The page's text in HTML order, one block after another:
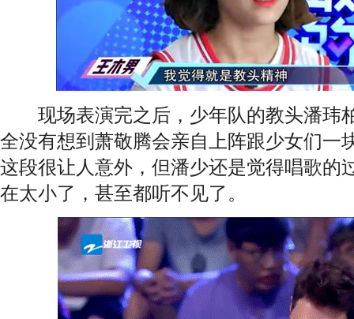
现场表演完之后，少年队的教头潘玮
全没有想到萧敬腾会亲自上阵跟少女们一
这段很让人意外，但潘少还是觉得唱歌的
在太小了，甚至都听不见了。